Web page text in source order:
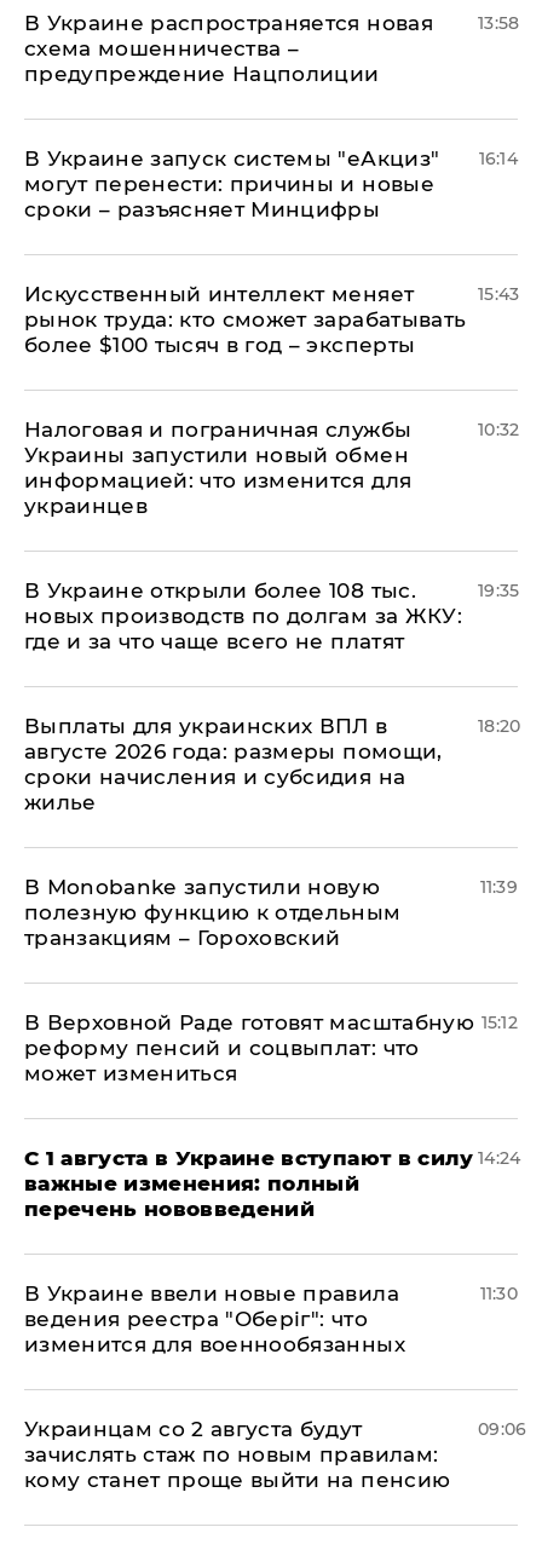
В Украине распространяется новая
схема мошенничества –
предупреждение Нацполиции
13:58
В Украине запуск системы "еАкциз"
могут перенести: причины и новые
сроки – разъясняет Минцифры
16:14
Искусственный интеллект меняет
рынок труда: кто сможет зарабатывать
более $100 тысяч в год – эксперты
15:43
Налоговая и пограничная службы
Украины запустили новый обмен
информацией: что изменится для
украинцев
10:32
В Украине открыли более 108 тыс.
новых производств по долгам за ЖКУ:
где и за что чаще всего не платят
19:35
Выплаты для украинских ВПЛ в
августе 2026 года: размеры помощи,
сроки начисления и субсидия на
жилье
18:20
В Мonobankе запустили новую
полезную функцию к отдельным
транзакциям – Гороховский
11:39
В Верховной Раде готовят масштабную
реформу пенсий и соцвыплат: что
может измениться
15:12
С 1 августа в Украине вступают в силу
важные изменения: полный
перечень нововведений
14:24
В Украине ввели новые правила
ведения реестра "Оберіг": что
изменится для военнообязанных
11:30
Украинцам со 2 августа будут
зачислять стаж по новым правилам:
кому станет проще выйти на пенсию
09:06